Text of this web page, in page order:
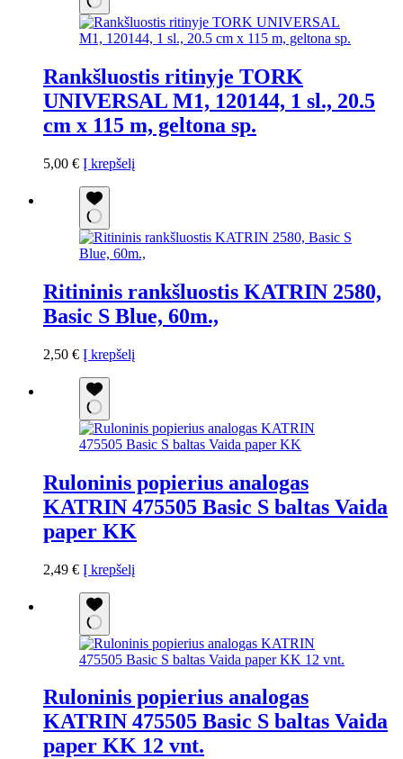
Rankšluostis ritinyje TORK
UNIVERSAL M1, 120144, 1 sl., 20.5
cm x 115 m, geltona sp.
5,00 € Į krepšelį
Ritininis rankšluostis KATRIN 2580,
Basic S Blue, 60m.,
2,50 € Į krepšelį
Ruloninis popierius analogas
KATRIN 475505 Basic S baltas Vaida
paper KK
2,49 € Į krepšelį
Ruloninis popierius analogas
KATRIN 475505 Basic S baltas Vaida
paper KK 12 vnt.